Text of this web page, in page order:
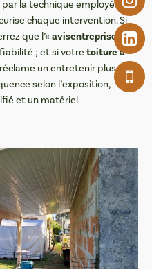
la technique employée et
chaque intervention. Si
que l’«avisentreprise de
; et si votretoiture à
un entretenir plus
selon l’exposition,
et un matériel